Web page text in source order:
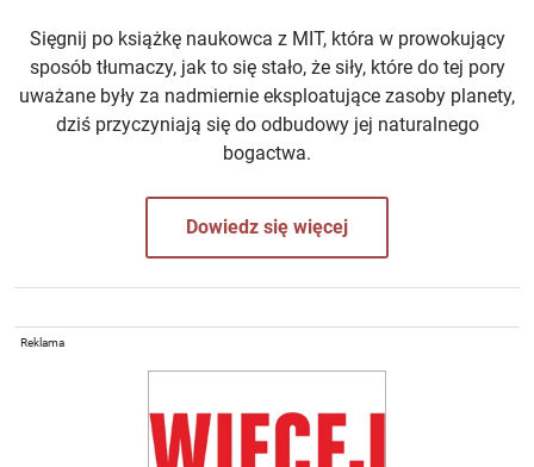
Sięgnij po książkę naukowca z MIT, która w prowokujący
sposób tłumaczy, jak to się stało, że siły, które do tej pory
uważane były za nadmiernie eksploatujące zasoby planety,
dziś przyczyniają się do odbudowy jej naturalnego
bogactwa.
Dowiedz się więcej
Reklama